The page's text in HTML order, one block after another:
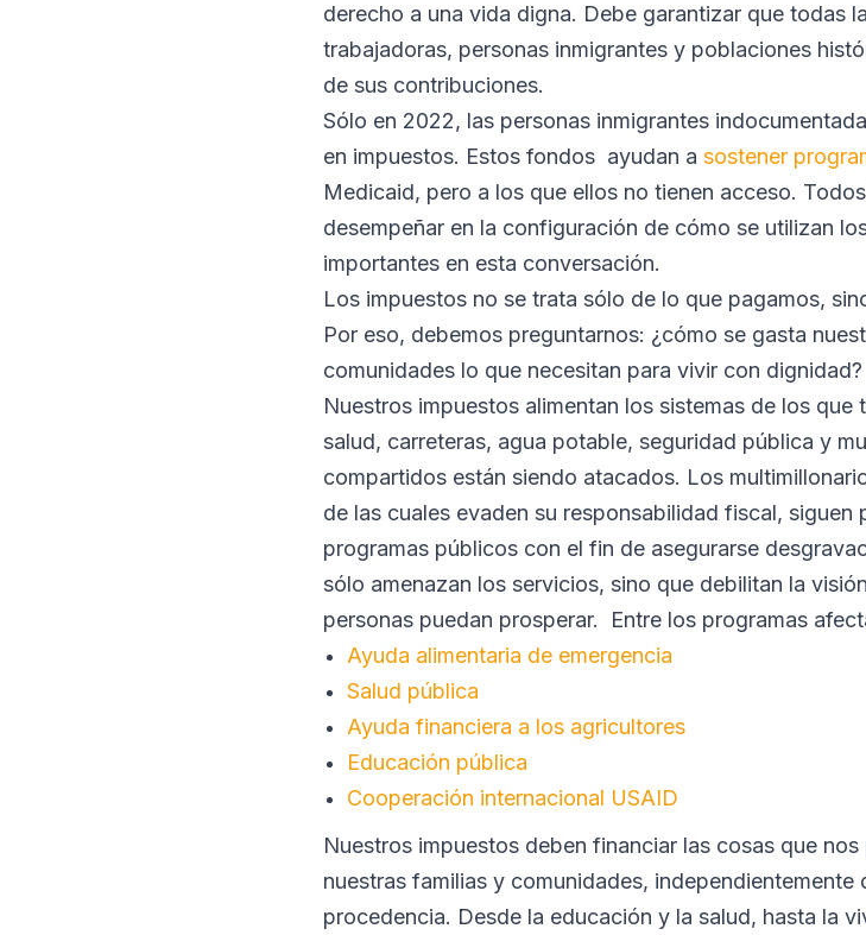
derecho a una vida digna. Debe garantizar que todas
trabajadoras, personas inmigrantes y poblaciones
de sus contribuciones.
Sólo en 2022, las personas inmigrantes
en impuestos. Estos fondos ayudan a sostener
Medicaid, pero a los que ellos no tienen acceso.
desempeñar en la configuración de cómo se utilizan
importantes en esta conversación.
Los impuestos no se trata sólo de lo que pagamos,
Por eso, debemos preguntarnos: ¿cómo se gasta
comunidades lo que necesitan para vivir con dignidad?
Nuestros impuestos alimentan los sistemas de los
salud, carreteras, agua potable, seguridad pública y
compartidos están siendo atacados. Los
de las cuales evaden su responsabilidad fiscal,
programas públicos con el fin de asegurarse
sólo amenazan los servicios, sino que debilitan la
personas puedan prosperar. Entre los programas
Ayuda alimentaria de emergencia
Salud pública
Ayuda financiera a los agricultores
Educación pública
Cooperación internacional USAID
Nuestros impuestos deben financiar las cosas que
nuestras familias y comunidades,
procedencia. Desde la educación y la salud, hasta la